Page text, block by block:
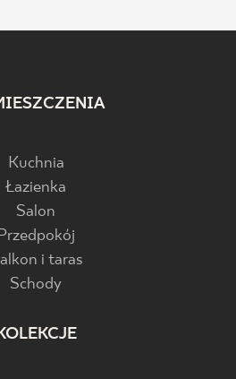
Kuchnia
Łazienka
Salon
i taras
Schody